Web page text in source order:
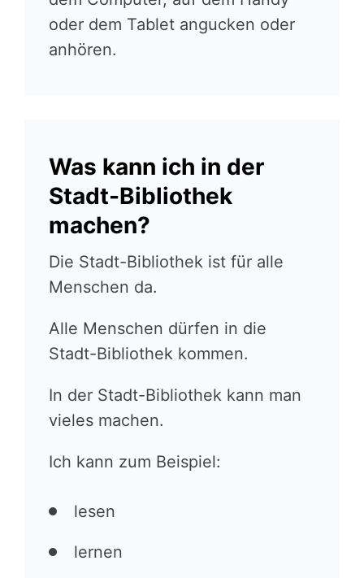
oder dem Tablet angucken oder
anhören.
Was kann ich in der
Stadt-Bibliothek
machen?
Die Stadt-Bibliothek ist für alle
Menschen da.
Alle Menschen dürfen in die
Stadt-Bibliothek kommen.
In der Stadt-Bibliothek kann man
vieles machen.
Ich kann zum Beispiel:
lesen
lernen